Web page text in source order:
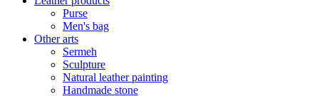
Purse
Men's bag
Other arts
Sermeh
Sculpture
Natural leather painting
Handmade stone